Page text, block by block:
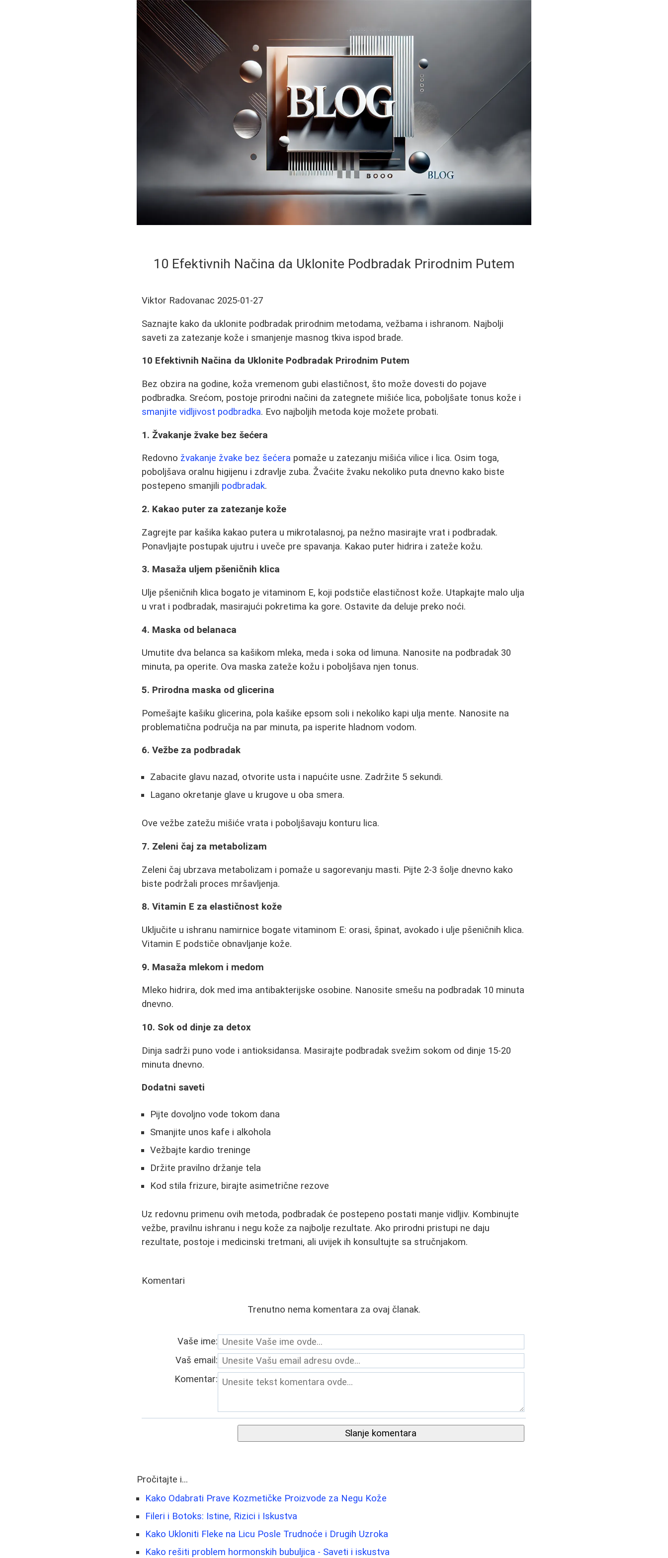
10 Efektivnih Načina da Uklonite Podbradak Prirodnim Putem
Viktor Radovanac 2025-01-27
Saznajte kako da uklonite podbradak prirodnim metodama, vežbama i ishranom. Najbolji
saveti za zatezanje kože i smanjenje masnog tkiva ispod brade.
10 Efektivnih Načina da Uklonite Podbradak Prirodnim Putem
Bez obzira na godine, koža vremenom gubi elastičnost, što može dovesti do pojave
podbradka. Srećom, postoje prirodni načini da zategnete mišiće lica, poboljšate tonus kože i
smanjite vidljivost podbradka. Evo najboljih metoda koje možete probati.
1. Žvakanje žvake bez šećera
Redovno žvakanje žvake bez šećera pomaže u zatezanju mišića vilice i lica. Osim toga,
poboljšava oralnu higijenu i zdravlje zuba. Žvaćite žvaku nekoliko puta dnevno kako biste
postepeno smanjili podbradak.
2. Kakao puter za zatezanje kože
Zagrejte par kašika kakao putera u mikrotalasnoj, pa nežno masirajte vrat i podbradak.
Ponavljajte postupak ujutru i uveče pre spavanja. Kakao puter hidrira i zateže kožu.
3. Masaža uljem pšeničnih klica
Ulje pšeničnih klica bogato je vitaminom E, koji podstiče elastičnost kože. Utapkajte malo ulja
u vrat i podbradak, masirajući pokretima ka gore. Ostavite da deluje preko noći.
4. Maska od belanaca
Umutite dva belanca sa kašikom mleka, meda i soka od limuna. Nanosite na podbradak 30
minuta, pa operite. Ova maska zateže kožu i poboljšava njen tonus.
5. Prirodna maska od glicerina
Pomešajte kašiku glicerina, pola kašike epsom soli i nekoliko kapi ulja mente. Nanosite na
problematična područja na par minuta, pa isperite hladnom vodom.
6. Vežbe za podbradak
Zabacite glavu nazad, otvorite usta i napućite usne. Zadržite 5 sekundi.
Lagano okretanje glave u krugove u oba smera.
Ove vežbe zatežu mišiće vrata i poboljšavaju konturu lica.
7. Zeleni čaj za metabolizam
Zeleni čaj ubrzava metabolizam i pomaže u sagorevanju masti. Pijte 2-3 šolje dnevno kako
biste podržali proces mršavljenja.
8. Vitamin E za elastičnost kože
Uključite u ishranu namirnice bogate vitaminom E: orasi, špinat, avokado i ulje pšeničnih klica.
Vitamin E podstiče obnavljanje kože.
9. Masaža mlekom i medom
Mleko hidrira, dok med ima antibakterijske osobine. Nanosite smešu na podbradak 10 minuta
dnevno.
10. Sok od dinje za detox
Dinja sadrži puno vode i antioksidansa. Masirajte podbradak svežim sokom od dinje 15-20
minuta dnevno.
Dodatni saveti
Pijte dovoljno vode tokom dana
Smanjite unos kafe i alkohola
Vežbajte kardio treninge
Držite pravilno držanje tela
Kod stila frizure, birajte asimetrične rezove
Uz redovnu primenu ovih metoda, podbradak će postepeno postati manje vidljiv. Kombinujte
vežbe, pravilnu ishranu i negu kože za najbolje rezultate. Ako prirodni pristupi ne daju
rezultate, postoje i medicinski tretmani, ali uvijek ih konsultujte sa stručnjakom.
Komentari
Trenutno nema komentara za ovaj članak.
Vaše ime:
Vaš email:
Komentar:
Slanje komentara
Pročitajte i...
Kako Odabrati Prave Kozmetičke Proizvode za Negu Kože
Fileri i Botoks: Istine, Rizici i Iskustva
Kako Ukloniti Fleke na Licu Posle Trudnoće i Drugih Uzroka
Kako rešiti problem hormonskih bubuljica - Saveti i iskustva